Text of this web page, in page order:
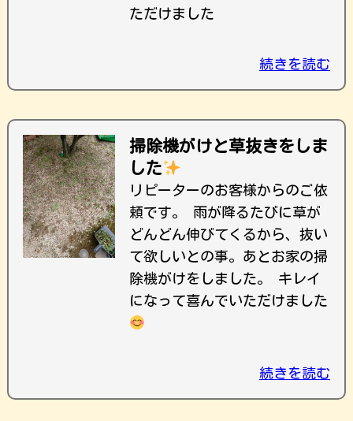
ただけました
続きを読む
掃除機がけと草抜きをしま
した
リピーターのお客様からのご依
頼です。 雨が降るたびに草が
どんどん伸びてくるから、抜い
て欲しいとの事。あとお家の掃
除機がけをしました。 キレイ
になって喜んでいただけました
続きを読む